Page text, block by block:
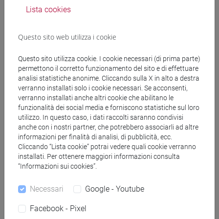
Cisambiente e Componente del Comitato Nazionale Albo
Sicurezza Energetica
E' Professore a contratto nel Master in Diritto ed Energia
dell’Ambiente presso l’Università di Teramo, Facoltà di
giurisprudenza.
Come libero professionista, realizza attività di formazione,
editoriale e pubblicistica sul tema della gestione dei rifiuti e
delle energie rinnovabili.
pianoforte.
Lista cookies
Questo sito web utilizza i cookie
Questo sito utilizza cookie. I cookie necessari (di prima parte)
permettono il corretto funzionamento del sito e di effettuare
analisi statistiche anonime. Cliccando sulla X in alto a destra
verranno installati solo i cookie necessari. Se acconsenti,
verranno installati anche altri cookie che abilitano le
funzionalità dei social media e forniscono statistiche sul loro
utilizzo. In questo caso, i dati raccolti saranno condivisi
anche con i nostri partner, che potrebbero associarli ad altre
informazioni per finalità di analisi, di pubblicità, ecc.
Cliccando “Lista cookie” potrai vedere quali cookie verranno
installati. Per ottenere maggiori informazioni consulta
“Informazioni sui cookies”.
Necessari Google - Youtube
Facebook - Pixel